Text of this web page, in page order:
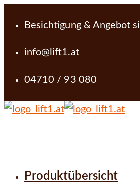
Besichtigung & Angebot
info@lift1.at
04710 / 93 080
Produktübersicht